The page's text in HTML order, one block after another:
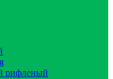
рифленый